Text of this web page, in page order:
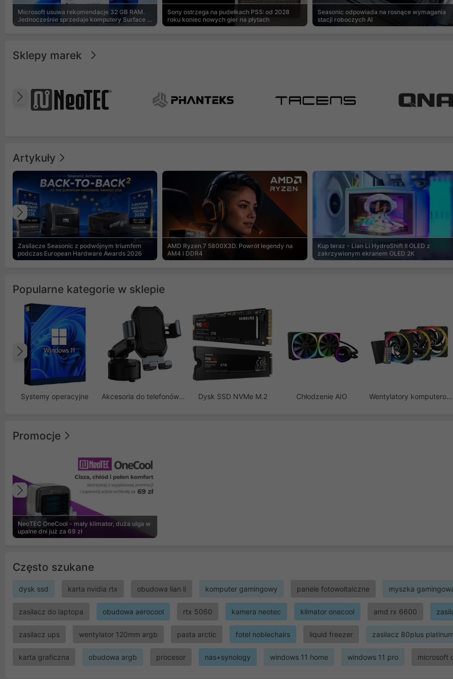
Microsoft usuwa rekomendacje 32 GB RAM.
Jednocześnie sprzedaje komputery Surface z
8 GB
Sony ostrzega na pudełkach PS5: od 2028
roku koniec nowych gier na płytach
Seasonic odpowiada na rosnące wymagania
stacji roboczych AI
Sklepy marek
Poprzedni
Artykuły
Zasilacze Seasonic z podwójnym triumfem
podczas European Hardware Awards 2026
AMD Ryzen 7 5800X3D. Powrót legendy na
AM4 i DDR4
Kup teraz - Lian Li HydroShift II OLED z
zakrzywionym ekranem OLED 2K
Poprzedni
Popularne kategorie w sklepie
Systemy operacyjne Akcesoria do telefonów GSM Dysk SSD NVMe M.2 Chłodzenie AIO Wentylatory komputerowe
Poprzedni
Promocje
NeoTEC OneCool - mały klimator, duża ulga w
upalne dni już za 69 zł
Poprzedni
Często szukane
dysk ssd karta nvidia rtx obudowa lian li komputer gamingowy panele fotowoltaiczne myszka
zasilacz do laptopa obudowa aerocool rtx 5060 kamera neotec klimator onecool amd rx 6600
zasilacz ups wentylator 120mm argb pasta arctic fotel noblechairs liquid freezer zasilacz 80plus platinum
karta graficzna obudowa argb procesor nas+synology windows 11 home windows 11 pro microsoft